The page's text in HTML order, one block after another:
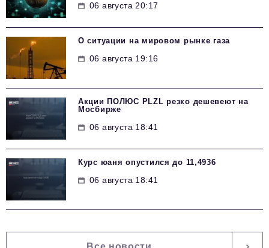
06 августа 20:17
О ситуации на мировом рынке газа
06 августа 19:16
Акции ПОЛЮС PLZL резко дешевеют на
Мосбирже
06 августа 18:41
Курс юаня опустился до 11,4936
06 августа 18:41